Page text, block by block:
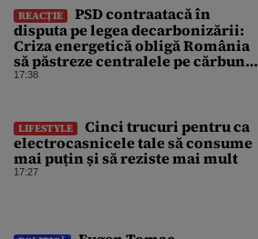
REACȚIE
PSD contraatacă în
disputa pe legea decarbonizării:
Criza energetică obligă România
să păstreze centralele pe cărbune.
Bolojan, acuzat de duplicitate
17:38
LIFESTYLE
Cinci trucuri pentru ca
electrocasnicele tale să consume
mai puțin și să reziste mai mult
17:27